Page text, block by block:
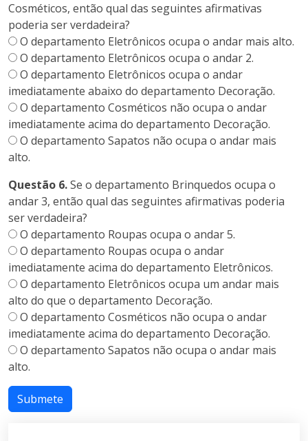
Cosméticos, então qual das seguintes afirmativas
poderia ser verdadeira?
O departamento Eletrônicos ocupa o andar mais alto.
O departamento Eletrônicos ocupa o andar 2.
O departamento Eletrônicos ocupa o andar
imediatamente abaixo do departamento Decoração.
O departamento Cosméticos não ocupa o andar
imediatamente acima do departamento Decoração.
O departamento Sapatos não ocupa o andar mais
alto.
Questão 6.Se o departamento Brinquedos ocupa o
andar 3, então qual das seguintes afirmativas poderia
ser verdadeira?
O departamento Roupas ocupa o andar 5.
O departamento Roupas ocupa o andar
imediatamente acima do departamento Eletrônicos.
O departamento Eletrônicos ocupa um andar mais
alto do que o departamento Decoração.
O departamento Cosméticos não ocupa o andar
imediatamente acima do departamento Decoração.
O departamento Sapatos não ocupa o andar mais
alto.
Submete